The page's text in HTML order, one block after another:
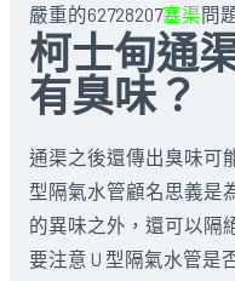
嚴重的62728207塞渠問
柯士甸通
有臭味？
通渠之後還傳出臭味可
型隔氣水管顧名思義是
的異味之外，還可以隔
要注意 U 型隔氣水管是